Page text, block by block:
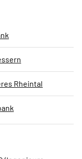
Rheintal